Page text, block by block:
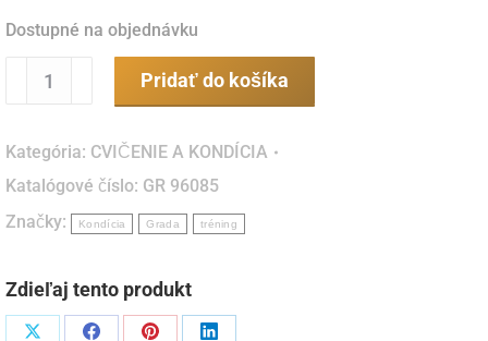
Dostupné na objednávku
množstvo
Trénuj
bojovník
-
kondiční
v
bojových
Pridať do košíka
Kategória: CVIČENIE A KONDÍCIA
Katalógové číslo: GR 96085
Značky:
Kondícia Grada tréning
Zdieľaj tento produkt